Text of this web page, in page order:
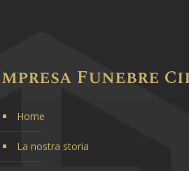
Funebre
Home
La nostra storia